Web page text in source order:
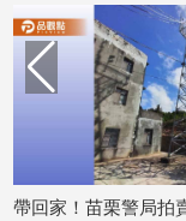
樂
娛
樂
流
行/
帶回家！苗栗警局拍